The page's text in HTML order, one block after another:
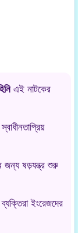
এই নাটকের
জন্য ষড়যন্ত্র শুরু
ইংরেজদের